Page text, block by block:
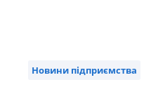
Новини підприємства